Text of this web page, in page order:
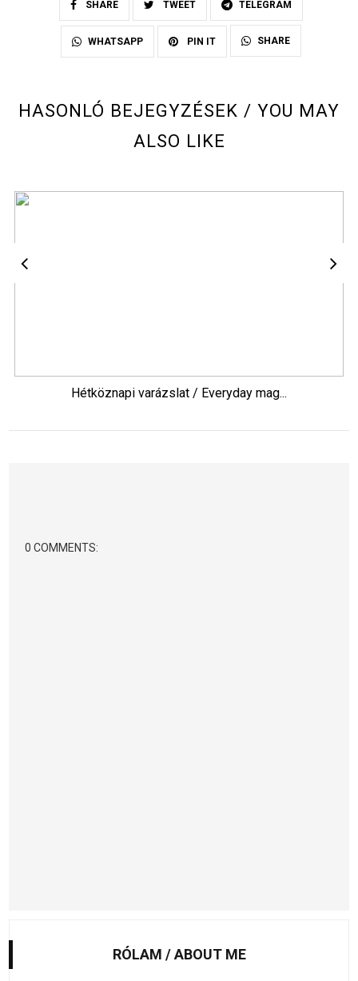
SHARE TWEET TELEGRAM
WHATSAPP PIN IT SHARE
HASONLÓ BEJEGYZÉSEK / YOU MAY
ALSO LIKE
Hétköznapi varázslat / Everyday mag...
0 COMMENTS:
RÓLAM / ABOUT ME